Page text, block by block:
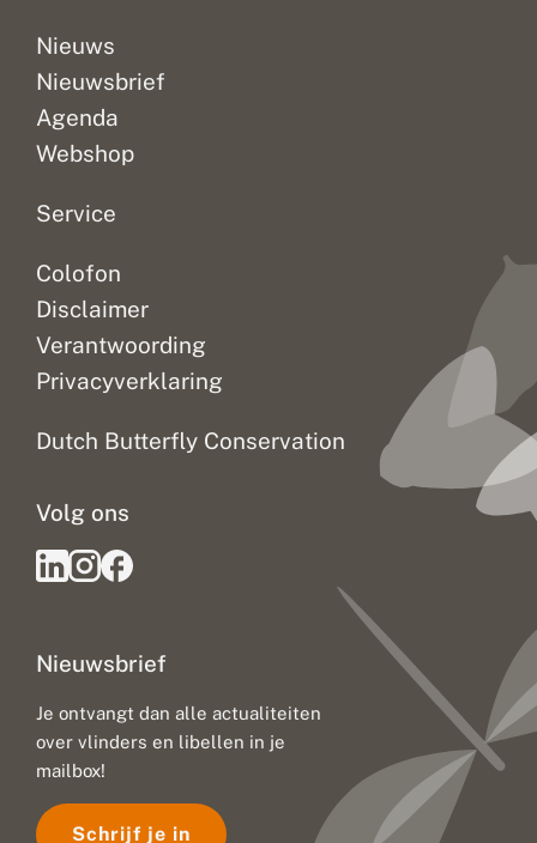
Nieuws
Nieuwsbrief
Agenda
Webshop
Service
Colofon
Disclaimer
Verantwoording
Privacyverklaring
Dutch Butterfly Conservation
Nieuwsbrief
Je ontvangt dan alle actualiteiten
over vlinders en libellen in je
mailbox!
Schrijf je in
Volg ons